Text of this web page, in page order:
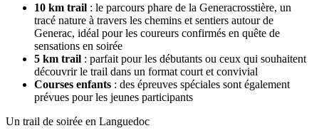
10 km trail : le parcours phare de la Generacrosstière, un
tracé nature à travers les chemins et sentiers autour de
Generac, idéal pour les coureurs confirmés en quête de
sensations en soirée
5 km trail : parfait pour les débutants ou ceux qui souhaitent
découvrir le trail dans un format court et convivial
Courses enfants : des épreuves spéciales sont également
prévues pour les jeunes participants
Un trail de soirée en Languedoc